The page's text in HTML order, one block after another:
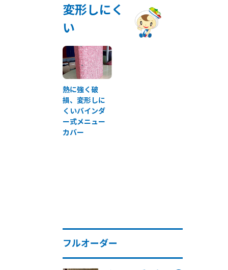
フルオーダー
変形しにく
い
熱に強く破
損、変形しに
くいバインダ
ー式メニュー
カバー